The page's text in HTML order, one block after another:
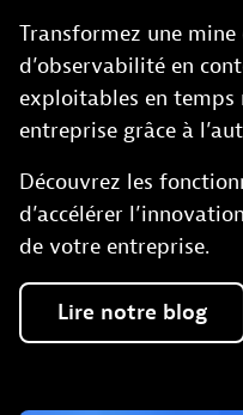
Transformez une mine
d’observabilité en
exploitables en
entreprise grâce à
Découvrez les
d’accélérer
de votre entreprise.
Lire notre blog